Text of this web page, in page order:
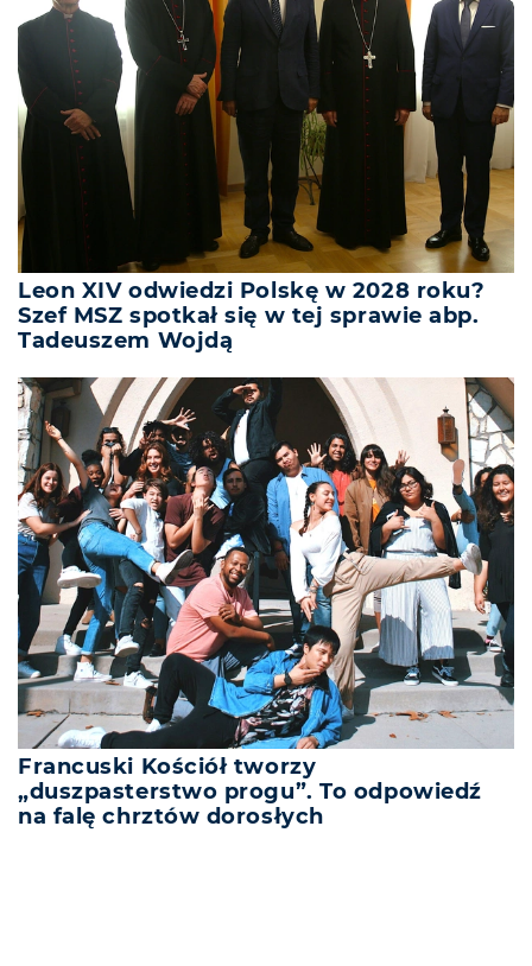
Leon XIV odwiedzi Polskę w 2028 roku?
Szef MSZ spotkał się w tej sprawie abp.
Tadeuszem Wojdą
Francuski Kościół tworzy
„duszpasterstwo progu”. To odpowiedź
na falę chrztów dorosłych